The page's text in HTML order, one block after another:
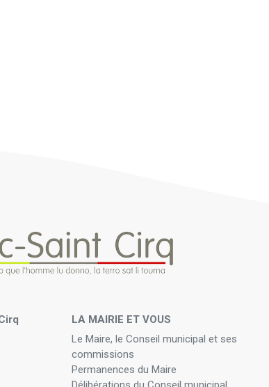
LA MAIRIE ET VOUS
Le Maire, le Conseil municipal et ses
commissions
Permanences du Maire